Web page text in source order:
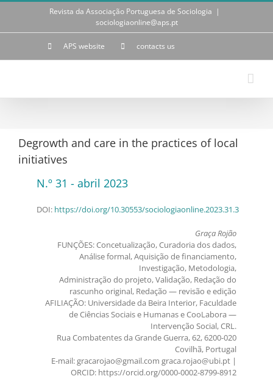
Skip
Revista da Associação Portuguesa de Sociologia |
sociologiaonline@aps.pt
APS website contacts us
Degrowth and care in the practices of local
initiatives
N.º 31 - abril 2023
DOI: https://doi.org/10.30553/sociologiaonline.2023.31.3
Graça Rojão
FUNÇÕES: Concetualização, Curadoria dos dados,
Análise formal, Aquisição de financiamento,
Investigação, Metodologia,
Administração do projeto, Validação, Redação do
rascunho original, Redação — revisão e edição
AFILIAÇÃO: Universidade da Beira Interior, Faculdade
de Ciências Sociais e Humanas e CooLabora —
Intervenção Social, CRL.
Rua Combatentes da Grande Guerra, 62, 6200-020
Covilhã, Portugal
E-mail: gracarojao@gmail.com graca.rojao@ubi.pt |
ORCID: https://orcid.org/0000-0002-8799-8912